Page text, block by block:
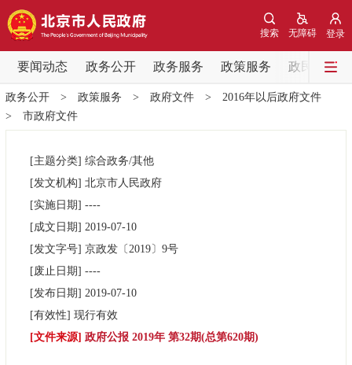
登录
无障碍
搜索
要闻动态 政务公开 政务服务 政策服务 政民互动
要闻动态
党中央精神 国务院信息 中央部委动态
各区热点
市领导
政务公开> 政策服务 > 政府文件> 2016年以后政府文件
> 市政府文件
[主题分类] 综合政务/其他
[发文机构] 北京市人民政府
[实施日期] ----
[成文日期] 2019-07-10
[发文字号] 京政发〔2019〕 9号
[废止日期] ----
[发布日期] 2019-07-10
[有效性] 现行有效
[文件来源] 政府公报 2019年 第32期(总第620期)